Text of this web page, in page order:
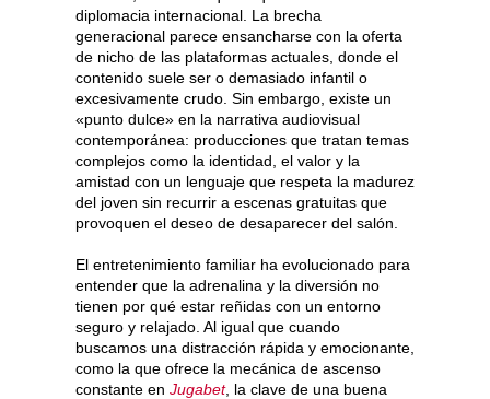
diplomacia internacional. La brecha
generacional parece ensancharse con la oferta
de nicho de las plataformas actuales, donde el
contenido suele ser o demasiado infantil o
excesivamente crudo. Sin embargo, existe un
«punto dulce» en la narrativa audiovisual
contemporánea: producciones que tratan temas
complejos como la identidad, el valor y la
amistad con un lenguaje que respeta la madurez
del joven sin recurrir a escenas gratuitas que
provoquen el deseo de desaparecer del salón.
El entretenimiento familiar ha evolucionado para
entender que la adrenalina y la diversión no
tienen por qué estar reñidas con un entorno
seguro y relajado. Al igual que cuando
buscamos una distracción rápida y emocionante,
como la que ofrece la mecánica de ascenso
constante en Jugabet, la clave de una buena